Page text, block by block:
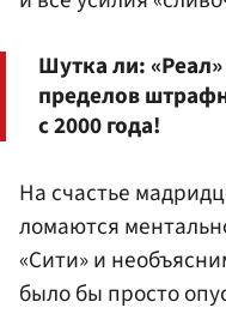
Шутка ли:
пределов
с 2000 года!
На счастье
ломаются
«Сити» и
было бы просто